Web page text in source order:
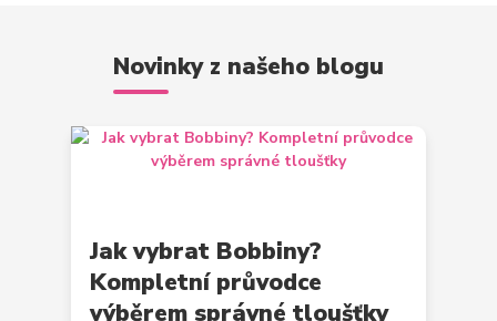
Novinky z našeho blogu
Jak vybrat Bobbiny?
Kompletní průvodce
výběrem správné tloušťky